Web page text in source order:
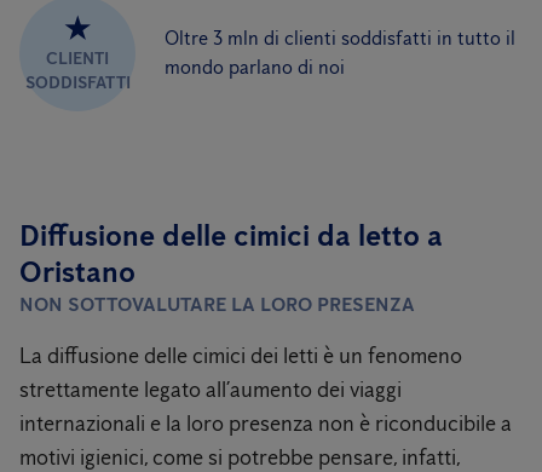
★
CLIENTI
SODDISFATTI
Oltre 3 mln di clienti soddisfatti in tutto il
mondo parlano di noi
Diffusione delle cimici da letto a
Oristano
NON SOTTOVALUTARE LA LORO PRESENZA
La diffusione delle cimici dei letti è un fenomeno
strettamente legato all’aumento dei viaggi
internazionali e la loro presenza non è riconducibile a
motivi igienici, come si potrebbe pensare, infatti,